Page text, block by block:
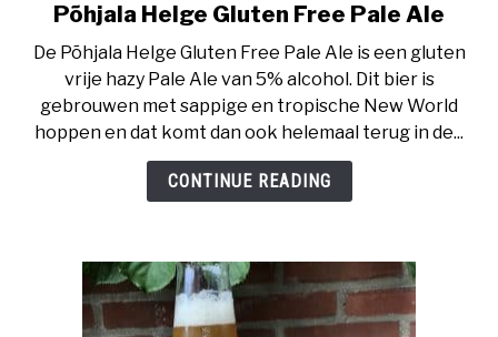
link
Põhjala
Helge
Gluten
Free
Pale
Ale
Põhjala Helge Gluten Free Pale Ale
De Põhjala Helge Gluten Free Pale Ale is een gluten
vrije hazy Pale Ale van 5% alcohol. Dit bier is
gebrouwen met sappige en tropische New World
hoppen en dat komt dan ook helemaal terug in de...
CONTINUE READING